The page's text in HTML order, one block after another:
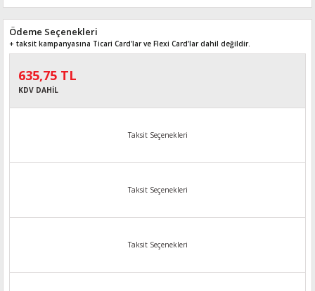
Ödeme Seçenekleri
+ taksit kampanyasına Ticari Card'lar ve Flexi Card’lar dahil değildir.
635,75 TL
KDV DAHİL
Taksit Seçenekleri
Taksit Seçenekleri
Taksit Seçenekleri